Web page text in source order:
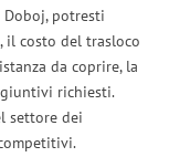
Doboj, potresti
il costo del trasloco
da coprire, la
richiesti.
settore dei